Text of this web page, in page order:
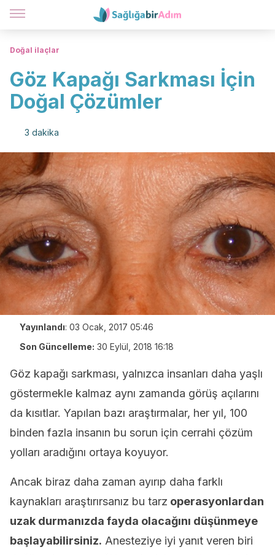
Doğal ilaçlar
Göz Kapağı Sarkması İçin
Doğal Çözümler
3 dakika
Yayınlandı: 03 Ocak, 2017 05:46
Son Güncelleme: 30 Eylül, 2018 16:18
Göz kapağı sarkması, yalnızca insanları daha yaşlı
göstermekle kalmaz aynı zamanda görüş açılarını
da kısıtlar. Yapılan bazı araştırmalar, her yıl, 100
binden fazla insanın bu sorun için cerrahi çözüm
yolları aradığını ortaya koyuyor.
Ancak biraz daha zaman ayırıp daha farklı
kaynakları araştırırsanız bu tarz operasyonlardan
uzak durmanızda fayda olacağını düşünmeye
başlayabilirsiniz. Anesteziye iyi yanıt veren biri